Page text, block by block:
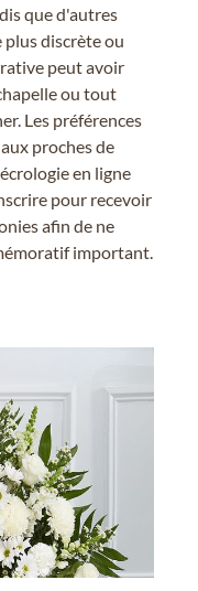
que d'autres
discrète ou
peut avoir
ou tout
Les préférences
proches de
en ligne
pour recevoir
afin de ne
important.